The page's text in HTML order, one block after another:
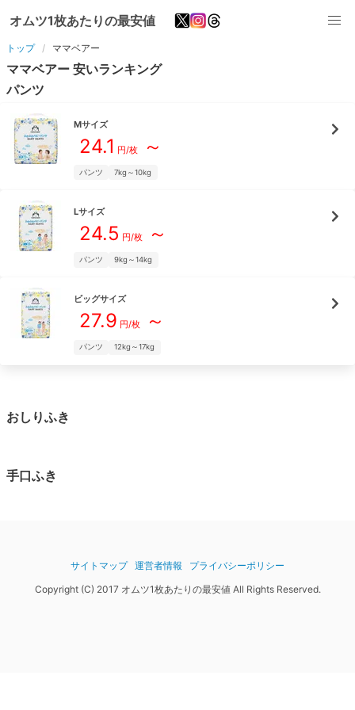
オムツ1枚あたりの最安値
トップ ママベアー
ママベアー 安いランキング
パンツ
Mサイズ
24.1 円/枚～
パンツ 7kg～10kg
Lサイズ
24.5 円/枚～
パンツ 9kg～14kg
ビッグサイズ
27.9 円/枚～
パンツ 12kg～17kg
おしりふき
手口ふき
サイトマップ 運営者情報
プライバシーポリシー
Copyright (C) 2017 オムツ1枚あたりの最安値 All Rights Reserved.